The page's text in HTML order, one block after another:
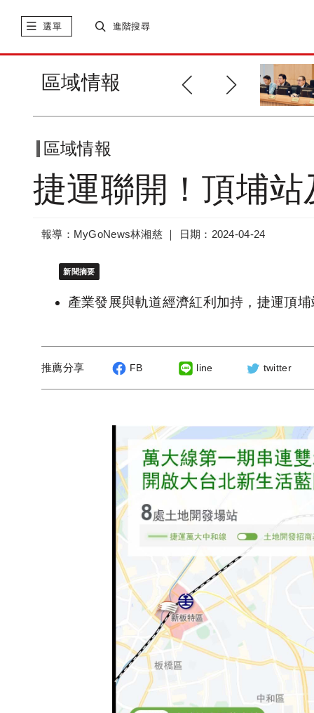
選單 進階搜尋
區域情報
北都更三箭、社宅布建績效顯
區域情報
捷運聯開！頂埔
報導：MyGoNews林湘慈 ｜ 日期：2024-04-24
新聞摘要
產業發展與軌道經濟紅利加持，捷運頂
推薦分享 FB line twitter